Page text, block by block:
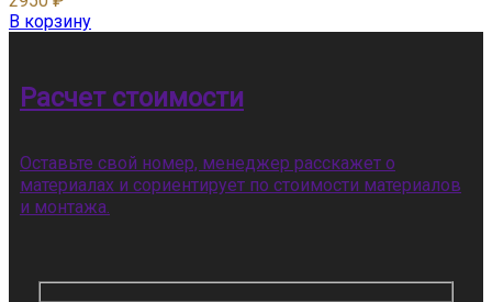
В корзину
Расчет стоимости
Оставьте свой номер, менеджер расскажет о
материалах и сориентирует по стоимости материалов
и монтажа.